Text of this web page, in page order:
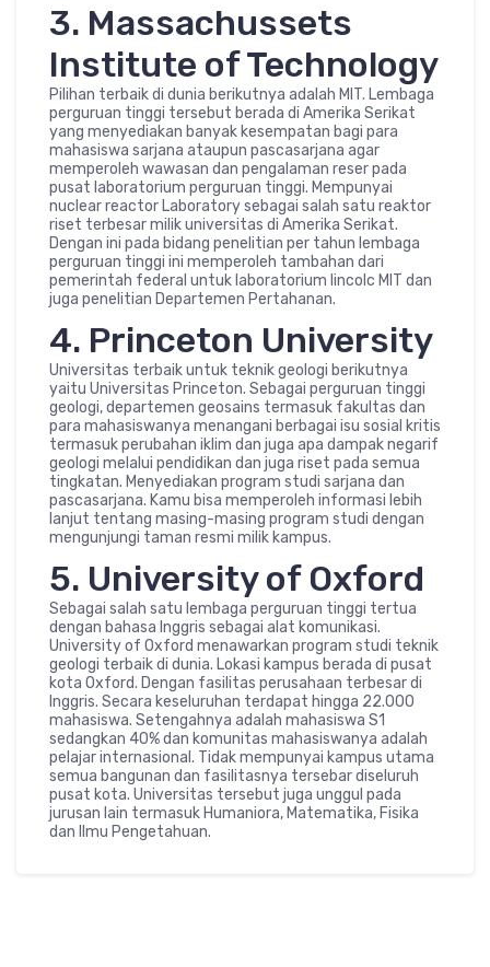
3. Massachussets
Institute of Technology
Pilihan terbaik di dunia berikutnya adalah MIT. Lembaga
perguruan tinggi tersebut berada di Amerika Serikat
yang menyediakan banyak kesempatan bagi para
mahasiswa sarjana ataupun pascasarjana agar
memperoleh wawasan dan pengalaman reser pada
pusat laboratorium perguruan tinggi. Mempunyai
nuclear reactor Laboratory sebagai salah satu reaktor
riset terbesar milik universitas di Amerika Serikat.
Dengan ini pada bidang penelitian per tahun lembaga
perguruan tinggi ini memperoleh tambahan dari
pemerintah federal untuk laboratorium lincolc MIT dan
juga penelitian Departemen Pertahanan.
4. Princeton University
Universitas terbaik untuk teknik geologi berikutnya
yaitu Universitas Princeton. Sebagai perguruan tinggi
geologi, departemen geosains termasuk fakultas dan
para mahasiswanya menangani berbagai isu sosial kritis
termasuk perubahan iklim dan juga apa dampak negarif
geologi melalui pendidikan dan juga riset pada semua
tingkatan. Menyediakan program studi sarjana dan
pascasarjana. Kamu bisa memperoleh informasi lebih
lanjut tentang masing-masing program studi dengan
mengunjungi taman resmi milik kampus.
5. University of Oxford
Sebagai salah satu lembaga perguruan tinggi tertua
dengan bahasa Inggris sebagai alat komunikasi.
University of Oxford menawarkan program studi teknik
geologi terbaik di dunia. Lokasi kampus berada di pusat
kota Oxford. Dengan fasilitas perusahaan terbesar di
Inggris. Secara keseluruhan terdapat hingga 22.000
mahasiswa. Setengahnya adalah mahasiswa S1
sedangkan 40% dan komunitas mahasiswanya adalah
pelajar internasional. Tidak mempunyai kampus utama
semua bangunan dan fasilitasnya tersebar diseluruh
pusat kota. Universitas tersebut juga unggul pada
jurusan lain termasuk Humaniora, Matematika, Fisika
dan Ilmu Pengetahuan.